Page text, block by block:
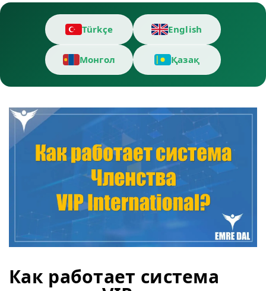
Türkçe English
Монгол Қазақ
Как работает система